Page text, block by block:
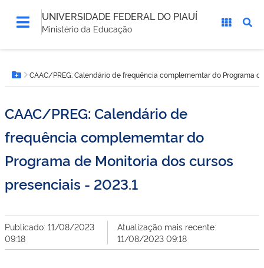
UNIVERSIDADE FEDERAL DO PIAUÍ
Ministério da Educação
está
aqui:Botão Menu
CAAC/PREG: Calendário de frequência complememtar do Programa
CAAC/PREG: Calendário de
frequência complememtar do
Programa de Monitoria dos cursos
presenciais - 2023.1
Publicado: 11/08/2023
09:18
Atualização mais recente:
11/08/2023 09:18